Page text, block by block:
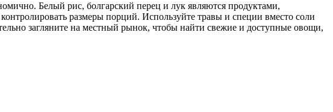
Белый рис, болгарский перец и лук являются продуктами,
размеры порций. Используйте травы и специи вместо соли
загляните на местный рынок, чтобы найти свежие и доступные овощи,